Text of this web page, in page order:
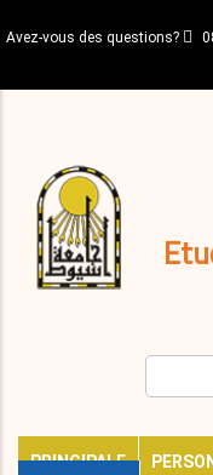
au
principal
Avez-vous des questions?
PRINCIPALE
décisions
Expatriés
Journal